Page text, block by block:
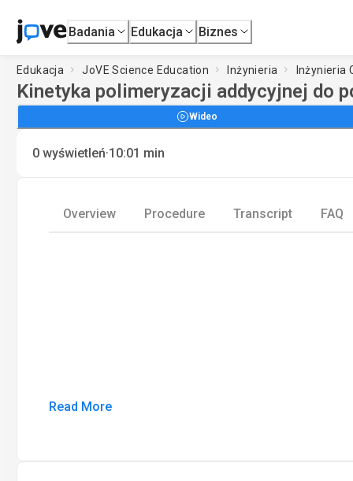
Badania Edukacja Biznes
Edukacja JoVE Science Education Inżynieria Inżynieria
Kinetyka polimeryzacji addycyjnej do
Wideo
0 wyświetleń·10:01 min
Overview Procedure Transcript FAQ
Read More